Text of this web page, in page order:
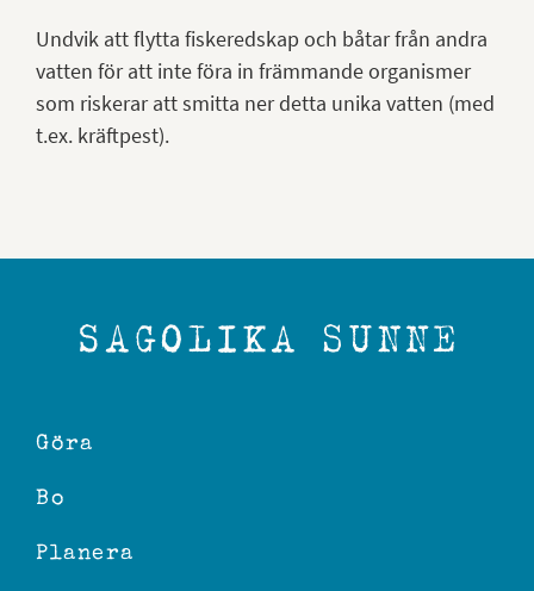
Undvik att flytta fiskeredskap och båtar från andra
vatten för att inte föra in främmande organismer
som riskerar att smitta ner detta unika vatten (med
t.ex. kräftpest).
Göra
Bo
Planera